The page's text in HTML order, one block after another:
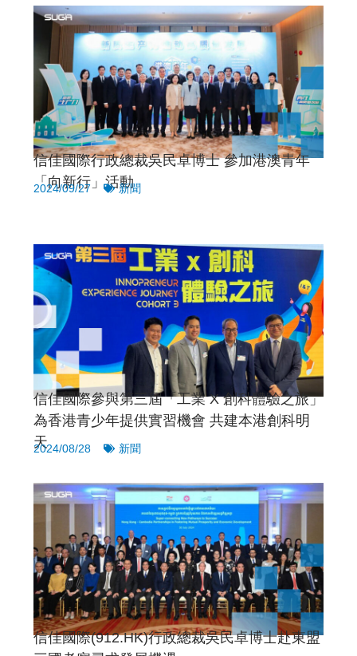
信佳國際行政總裁吳民卓博士 參加港澳青年
「向新行」活動
2024/09/27 新聞
信佳國際參與第三屆「工業 X 創科體驗之旅」
為香港青少年提供實習機會 共建本港創科明
天
2024/08/28 新聞
信佳國際(912.HK)行政總裁吳民卓博士赴東盟